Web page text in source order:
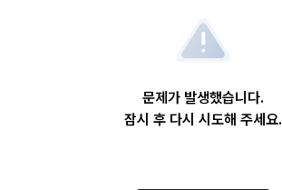
문제가 발생했습니다.
잠시 후 다시 시도해 주세요.